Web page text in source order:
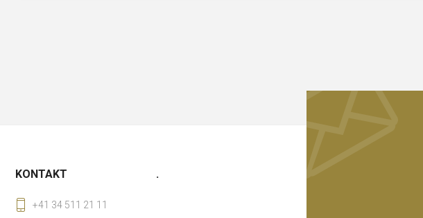
KONTAKT
+41 34 511 21 11
.